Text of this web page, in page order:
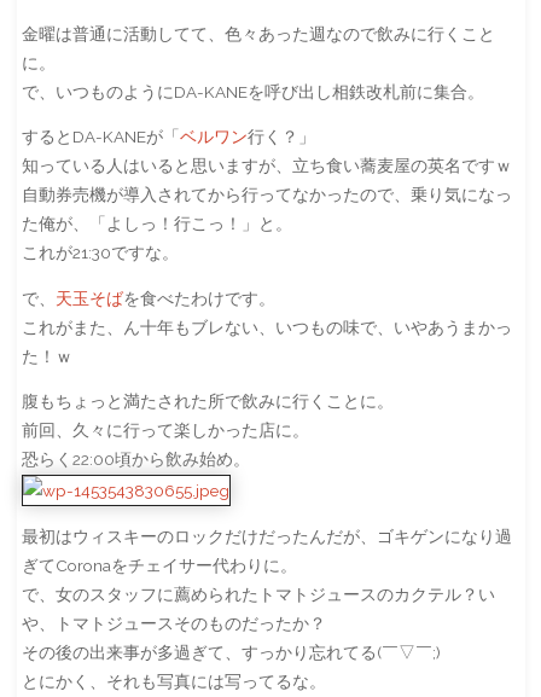
金曜は普通に活動してて、色々あった週なので飲みに行くこと
に。
で、いつものようにDA-KANEを呼び出し相鉄改札前に集合。
するとDA-KANEが「 ベルワン行く？」
知っている人はいると思いますが、立ち食い蕎麦屋の英名ですｗ
自動券売機が導入されてから行ってなかったので、乗り気になっ
た俺が、「よしっ！行こっ！」と。
これが21:30ですな。
で、 天玉そばを食べたわけです。
これがまた、ん十年もブレない、いつもの味で、いやあうまかっ
た！ｗ
腹もちょっと満たされた所で飲みに行くことに。
前回、久々に行って楽しかった店に。
恐らく22:00頃から飲み始め。
最初はウィスキーのロックだけだったんだが、ゴキゲンになり過
ぎてCoronaをチェイサー代わりに。
で、女のスタッフに薦められたトマトジュースのカクテル？い
や、トマトジュースそのものだったか？
その後の出来事が多過ぎて、すっかり忘れてる(￣▽￣;)
とにかく、それも写真には写ってるな。